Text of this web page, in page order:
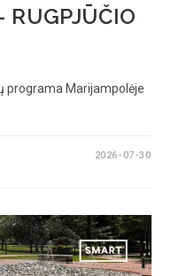
programa Marijampolėje
2026-07-30